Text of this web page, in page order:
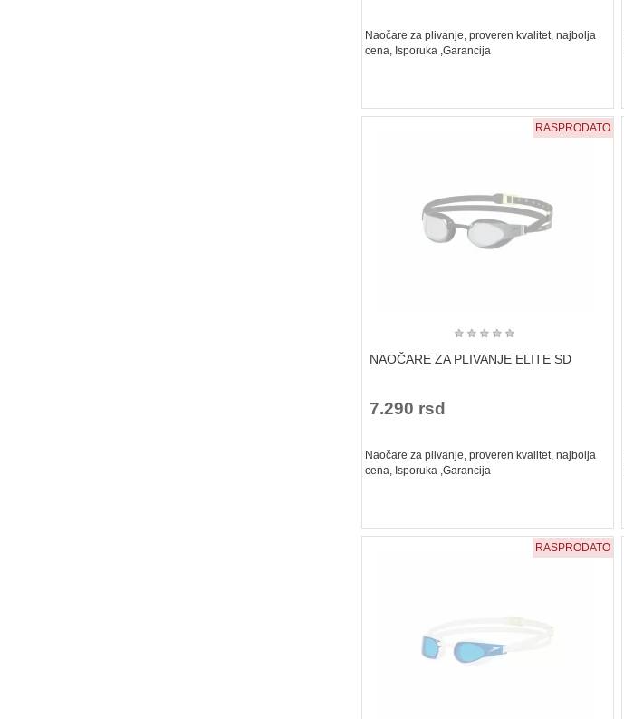
Naočare za plivanje, proveren kvalitet, najbolja
cena, Isporuka ,Garancija
RASPRODATO
★ ★ ★ ★ ★
NAOČARE ZA PLIVANJE ELITE SD
7.290 rsd
Naočare za plivanje, proveren kvalitet, najbolja
cena, Isporuka ,Garancija
RASPRODATO